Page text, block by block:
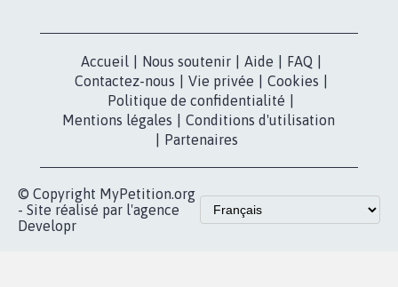
Accueil Nous soutenir Aide FAQ
Contactez-nous
Vie privée Cookies
Politique de confidentialité
Mentions légales
Conditions d'utilisation
Partenaires
© Copyright MyPetition.org
- Site réalisé par l'agence
Developr